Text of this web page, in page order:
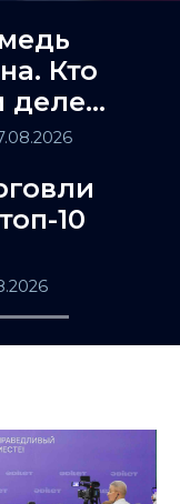
Кто
деле
10